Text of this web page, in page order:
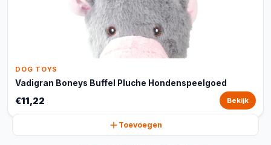
DOG TOYS
Vadigran Boneys Buffel Pluche Hondenspeelgoed
€11,22 Bekijk
Toevoegen